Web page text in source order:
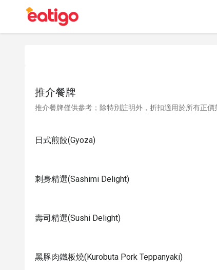
推介餐牌
推介餐牌僅供參考；除特別註明外，折扣適用於所有正價
日式煎餃(Gyoza)
刺身精選(Sashimi Delight)
壽司精選(Sushi Delight)
黑豚肉鐵板燒(Kurobuta Pork Teppanyaki)